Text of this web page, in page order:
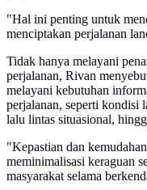
"Hal ini penting untuk
menciptakan perjalanan
Tidak hanya melayani
perjalanan, Rivan
melayani kebutuhan
perjalanan, seperti kondisi
lalu lintas situasional,
"Kepastian dan
meminimalisasi keraguan
masyarakat selama